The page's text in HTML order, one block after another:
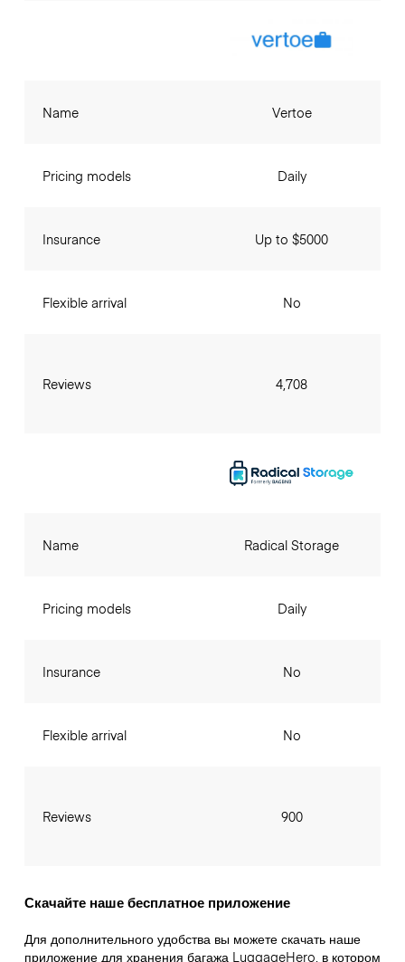
Name
Pricing models
Insurance
Flexible arrival
Reviews
Vertoe
Daily
Up to $5000
No
4,708
Name
Pricing models
Insurance
Flexible arrival
Reviews
Radical Storage
Daily
No
No
900
Скачайте наше бесплатное приложение
Для дополнительного удобства вы можете скачать наше
приложение для хранения багажа LuggageHero, в котором